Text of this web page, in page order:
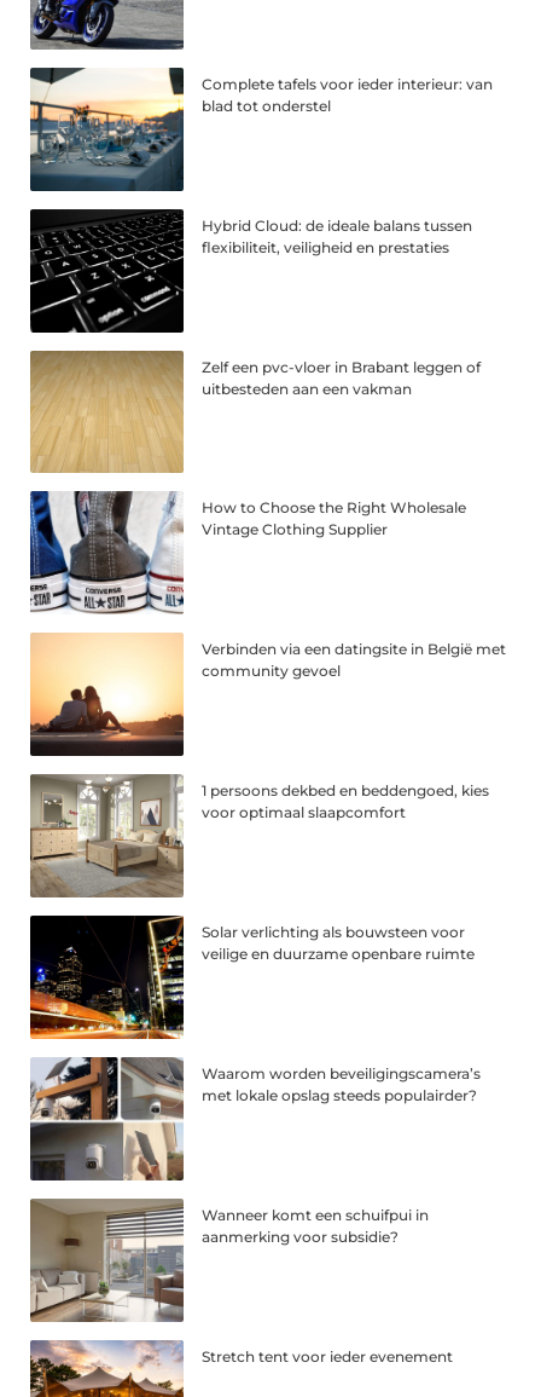
Complete tafels voor ieder interieur: van
blad tot onderstel
Hybrid Cloud: de ideale balans tussen
flexibiliteit, veiligheid en prestaties
Zelf een pvc-vloer in Brabant leggen of
uitbesteden aan een vakman
How to Choose the Right Wholesale
Vintage Clothing Supplier
Verbinden via een datingsite in België met
community gevoel
1 persoons dekbed en beddengoed, kies
voor optimaal slaapcomfort
Solar verlichting als bouwsteen voor
veilige en duurzame openbare ruimte
Waarom worden beveiligingscamera’s
met lokale opslag steeds populairder?
Wanneer komt een schuifpui in
aanmerking voor subsidie?
Stretch tent voor ieder evenement